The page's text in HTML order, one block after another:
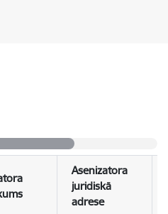
Asenizatora
juridiskā
adrese